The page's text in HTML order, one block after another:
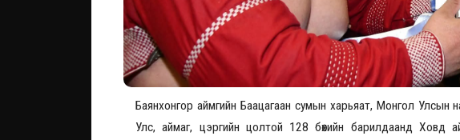
Баянхонгор аймгийн Баацагаан сумын харьяат, Монгол Улсын
Улс, аймаг, цэргийн цолтой 128 бөхийн барилдаанд Ховд